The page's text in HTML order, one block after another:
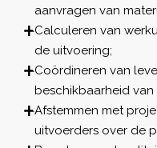
aanvragen van
Calculeren van
de uitvoering;
Coördineren van
beschikbaarheid
Afstemmen met
uitvoerders over de